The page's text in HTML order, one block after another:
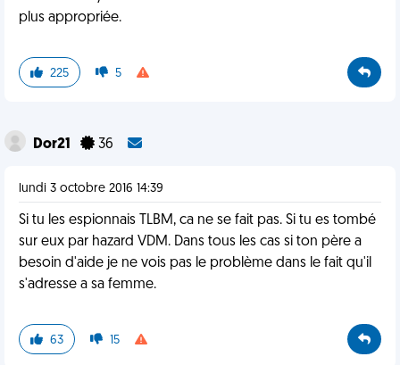
plus appropriée.
225 5
Dor21 36
lundi 3 octobre 2016 14:39
Si tu les espionnais TLBM, ca ne se fait pas. Si tu es tombé
sur eux par hazard VDM. Dans tous les cas si ton père a
besoin d'aide je ne vois pas le problème dans le fait qu'il
s'adresse a sa femme.
63 15